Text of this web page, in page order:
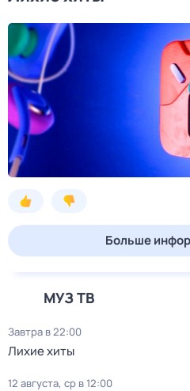
Больше
МУЗ ТВ
Завтра в 22:00
Лихие хиты
12 августа, ср в 12:00